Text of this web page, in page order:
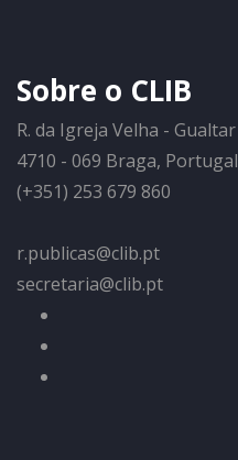
Sobre o CLIB
R. da Igreja Velha - Gualtar
4710 - 069 Braga, Portugal
(+351) 253 679 860
r.publicas@clib.pt
secretaria@clib.pt